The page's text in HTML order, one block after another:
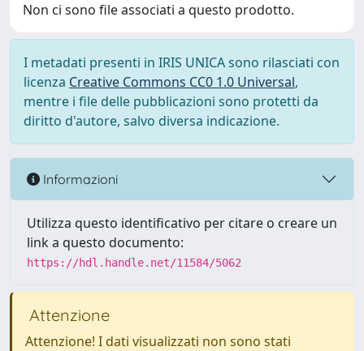
Non ci sono file associati a questo prodotto.
I metadati presenti in IRIS UNICA sono rilasciati con
licenza Creative Commons CC0 1.0 Universal,
mentre i file delle pubblicazioni sono protetti da
diritto d'autore, salvo diversa indicazione.
Informazioni
Utilizza questo identificativo per citare o creare un
link a questo documento:
https://hdl.handle.net/11584/5062
Attenzione
Attenzione! I dati visualizzati non sono stati